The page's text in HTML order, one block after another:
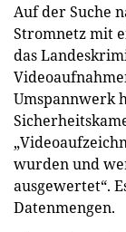
Auf der Suche
Stromnetz mit
das
Umspannwerk
wurden und
ausgewertet“.
Datenmengen.